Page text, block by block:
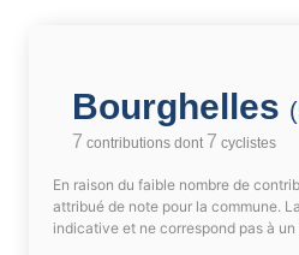
Bourghelles (
7 contributions dont 7 cyclistes
En raison du faible nombre de
attribué de note pour la commune.
indicative et ne correspond pas à